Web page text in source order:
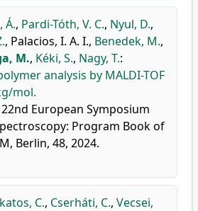
Á., Pardi-Tóth, V. C., Nyul, D.,
, Palacios, I. A. I., Benedek, M.,
M., Kéki, S., Nagy, T.:
analysis by MALDI-TOF
mol.
22nd European Symposium
Program Book of
Berlin, 48, 2024.
C., Cserháti, C., Vecsei,